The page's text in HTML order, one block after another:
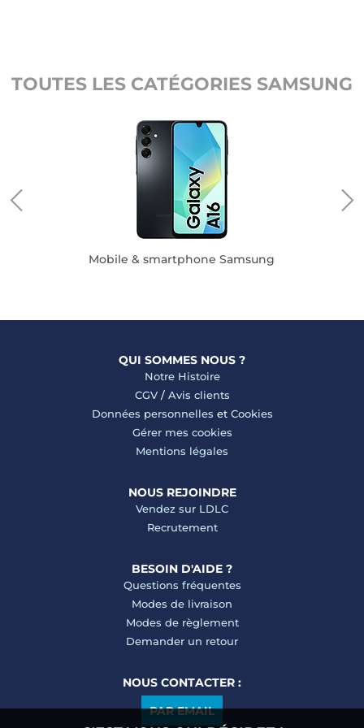
TOUTES LES CATÉGORIES SAMSUNG
Mobile & smartphone Samsung
QUI SOMMES NOUS ?
Notre Histoire
CGV/ Avis clients
Données personnelles et Cookies
Gérer mes cookies
Mentions légales
NOUS REJOINDRE
Vendez sur LDLC
Recrutement
BESOIN D'AIDE ?
Questions fréquentes
Modes de livraison
Modes de règlement
Demander un retour
NOUS CONTACTER :
PAR EMAIL